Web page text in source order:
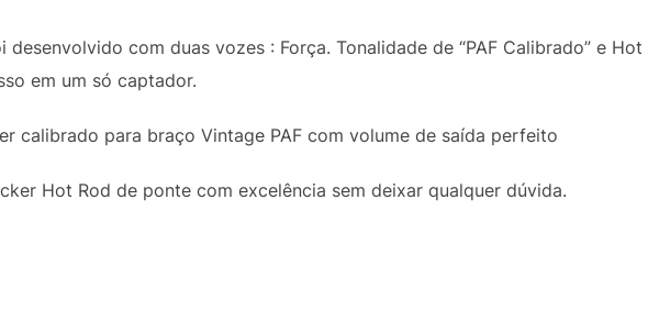
com duas vozes : Força. Tonalidade de “PAF Calibrado” e Hot
em um só captador.
calibrado para braço Vintage PAF com volume de saída perfeito
Hot Rod de ponte com excelência sem deixar qualquer dúvida.